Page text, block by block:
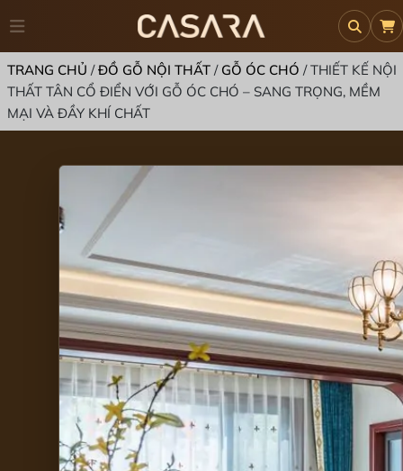
TRANG CHỦ /ĐỒ GỖ NỘI THẤT/ GỖ ÓC CHÓ /THIẾT KẾ NỘI
THẤT TÂN CỔ ĐIỂN VỚI GỖ ÓC CHÓ – SANG TRỌNG, MỀM
MẠI VÀ ĐẦY KHÍ CHẤT